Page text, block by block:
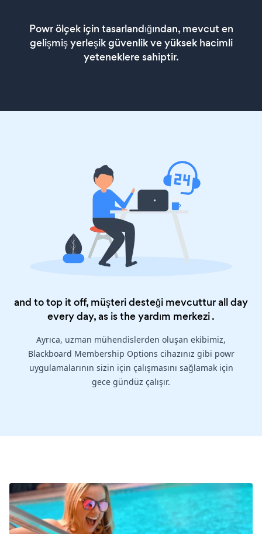
Powr ölçek için tasarlandığından, mevcut en
gelişmiş yerleşik güvenlik ve yüksek hacimli
yeteneklere sahiptir.
and to top it off, müşteri desteği mevcuttur all day
every day, as is theyardım merkezi.
Ayrıca, uzman mühendislerden oluşan ekibimiz,
Blackboard Membership Options cihazınız gibi powr
uygulamalarının sizin için çalışmasını sağlamak için
gece gündüz çalışır.